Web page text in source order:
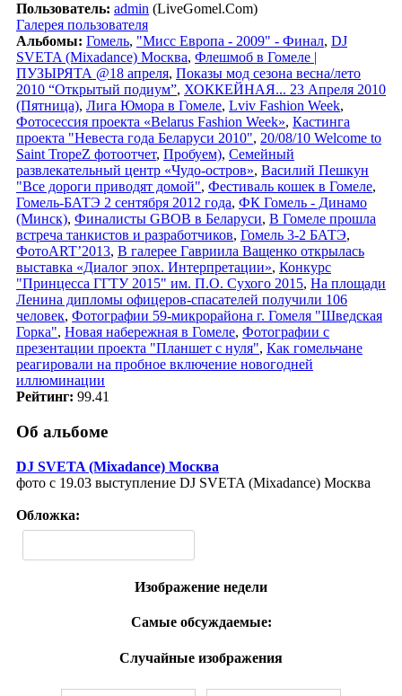
Пользователь: admin (LiveGomel.Com)
Галерея пользователя
Альбомы: Гомель, "Мисс Европа - 2009" - Финал, DJ
SVETA (Mixadance) Москва, Флешмоб в Гомеле |
ПУЗЫРЯТА @18 апреля, Показы мод сезона весна/лето
2010 “Открытый подиум”, ХОККЕЙНАЯ... 23 Апреля 2010
(Пятница), Лига Юмора в Гомеле, Lviv Fashion Week,
Фотосессия проекта «Belarus Fashion Week», Кастинга
проекта "Невеста года Беларуси 2010", 20/08/10 Welcome to
Saint TropeZ фотоотчет, Пробуем), Семейный
развлекательный центр «Чудо-остров», Василий Пешкун
"Все дороги приводят домой", Фестиваль кошек в Гомеле,
Гомель-БАТЭ 2 сентября 2012 года, ФК Гомель - Динамо
(Минск), Финалисты GBOB в Беларуси, В Гомеле прошла
встреча танкистов и разработчиков, Гомель 3-2 БАТЭ,
ФотоART’2013, В галерее Гавриила Ващенко открылась
выставка «Диалог эпох. Интерпретации», Конкурс
"Принцесса ГГТУ 2015" им. П.О. Сухого 2015, На площади
Ленина дипломы офицеров-спасателей получили 106
человек, Фотографии 59-микрорайона г. Гомеля "Шведская
Горка", Новая набережная в Гомеле, Фотографии с
презентации проекта "Планшет с нуля", Как гомельчане
реагировали на пробное включение новогодней
иллюминации
Рейтинг: 99.41
Об альбоме
DJ SVETA (Mixadance) Москва
фото с 19.03 выступление DJ SVETA (Mixadance) Москва
Обложка:
Изображение недели
Самые обсуждаемые:
Случайные изображения